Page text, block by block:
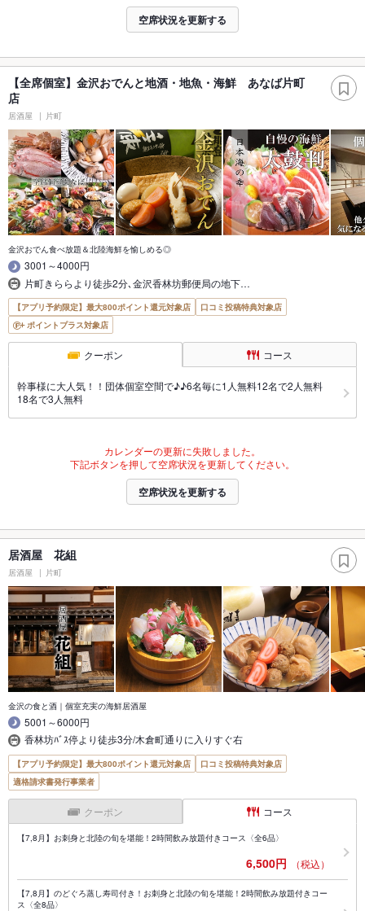
空席状況を更新する
【全席個室】金沢おでんと地酒・地魚・海鮮 あなば片町
店
居酒屋 片町
金沢おでん食べ放題＆北陸海鮮を愉しめる◎
3001～4000円
片町きららより徒歩2分､金沢香林坊郵便局の地下…
【アプリ予約限定】最大800ポイント還元対象店
口コミ投稿特典対象店
ポイントプラス対象店
クーポン コース
幹事様に大人気！！団体個室空間で♪♪6名毎に1人無料12名で2人無料
18名で3人無料
カレンダーの更新に失敗しました。
下記ボタンを押して空席状況を更新してください。
空席状況を更新する
居酒屋 花組
居酒屋 片町
金沢の食と酒｜個室充実の海鮮居酒屋
5001～6000円
香林坊ﾊﾞｽ停より徒歩3分/木倉町通りに入りすぐ右
【アプリ予約限定】最大800ポイント還元対象店
口コミ投稿特典対象店
適格請求書発行事業者
クーポン コース
【7,8月】お刺身と北陸の旬を堪能！2時間飲み放題付きコース〈全6品〉
6,500円 （税込）
【7,8月】のどぐろ蒸し寿司付き！お刺身と北陸の旬を堪能！2時間飲み放題付きコー
ス〈全8品〉